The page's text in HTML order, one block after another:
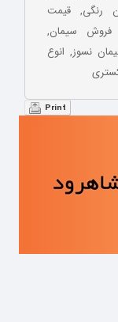
رنگی, قیمت
فروش سیمان,
نسوز, انوع
Print